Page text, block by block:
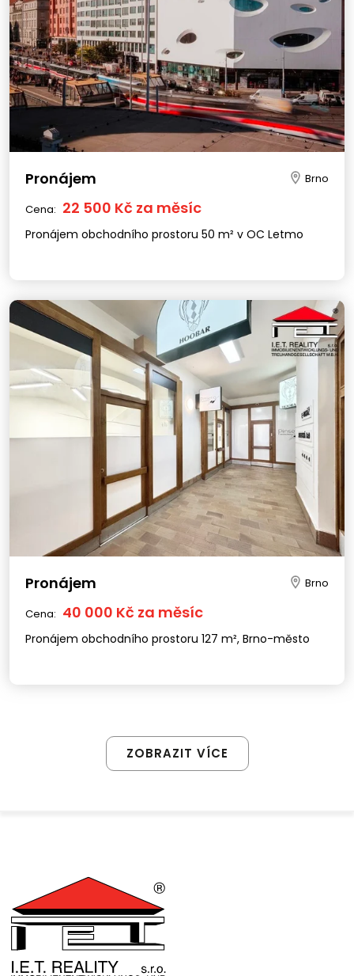
Pronájem Brno
Cena: 22 500 Kč za měsíc
Pronájem obchodního prostoru 50 m² v OC Letmo
Pronájem Brno
Cena: 40 000 Kč za měsíc
Pronájem obchodního prostoru 127 m², Brno-město
ZOBRAZIT VÍCE